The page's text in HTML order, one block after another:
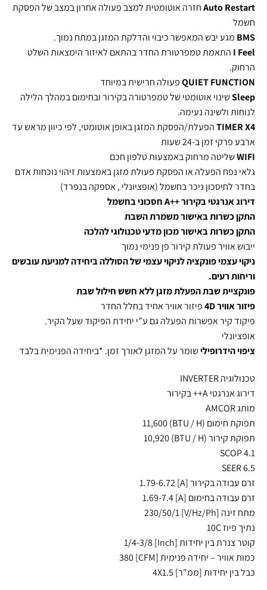
Auto Restartחזרה אוטומטית למצב פעולה אחרון במצב של הפסקת
חשמל
BMS מגע יבש המאפשר כיבוי והדלקת המזגן במתח נמוך.
I Feel התאמת טמפרטורת החדר בהתאם לאיזור הימצאות השלט
הרחוק.
QUIETFUNCTION
פעולה חרישית במיוחד
Sleepשינוי אוטומטי של טמפרטורה בקירור ובחימום במהלך הלילה
לנוחות ולשינה נעימה.
TIMERX4
הפעלת/הפסקת המזגן באופן אוטומטי, לפי כיוון מראש עד
ארבע פרקי זמן ב-24 שעות
WIFIשליטה מרחוק באמצעות טלפון חכם
גלאי נפח הפעלה או הפסקת פעולת מזגן באמצעות זיהוי נוכחות אדם
בחדר לחיסכון ניכר בחשמל (אופציונלי , אספקה בנפרד)
דירוג אנרגטי בקירור ++A חסכוני בחשמל
התקן כשרות באישור משמרת השבת
התקן כשרות באישור מכון מדעי טכנולוגי להלכה
ייבוש אוויר פעולת קירור פן פנימי נמוך
ניקוי עצמי פונקציה לניקוי עצמי של הסוללה ביחידה למניעת עובשים
וריחות רעים.
פונקציית שבת הפעלת מזגן ללא חשש חילול שבת
פיזור אוויר 4D
פיזור אוויר אחיד בחלל החדר
פיקוד קיר אפשרות הפעלה גם ע”י יחידת הפיקוד שעל הקיר.
אופציונלי
ציפוי הידרופילישומר על המזגן לאורך זמן. *ביחידה הפנימית בלבד
טכנולוגיהINVERTER
דירוג אנרגטי A++ בקירור
מותגAMCOR
תפוקת חימום (
BTU / H) 11,600
תפוקת קירור (
BTU / H) 10,920
SCOP4.1
SEER6.5
זרם עבודה בקירור [A] 1.79-6.72
זרם עבודה בחימום [A] 1.69-7.4
מתח זינה [V/Hz/Ph] 230/50/1
נתיך פיוז 10C
קוטר צנרת בין יחידות [Inch] 1/4-3/8
כמות אוויר – יחידה פנימית [CFM
] 380
כבל בין יחידות [ממ"ר] 4X1.5